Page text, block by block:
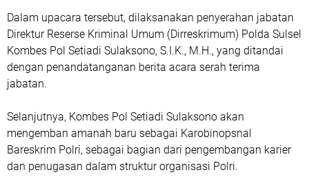
Dalam upacara tersebut, dilaksanakan penyerahan jabatan
Direktur Reserse Kriminal Umum (Dirreskrimum) Polda Sulsel
Kombes Pol Setiadi Sulaksono, S.I.K., M.H., yang ditandai
dengan penandatanganan berita acara serah terima
jabatan.
Selanjutnya, Kombes Pol Setiadi Sulaksono akan
mengemban amanah baru sebagai Karobinopsnal
Bareskrim Polri, sebagai bagian dari pengembangan karier
dan penugasan dalam struktur organisasi Polri.